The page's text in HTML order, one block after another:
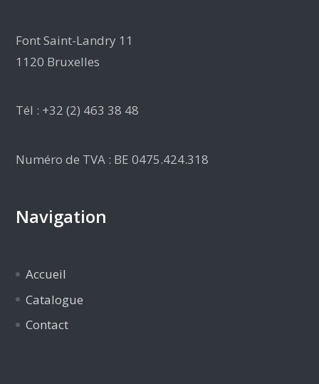
Font Saint-Landry 11
1120 Bruxelles
Tél : +32 (2) 463 38 48
Numéro de TVA : BE 0475.424.318
Navigation
Accueil
Catalogue
Contact